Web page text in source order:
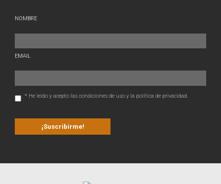
NOMBRE
EMAIL
* He leído y acepto las condiciones de uso y la política de privacidad.